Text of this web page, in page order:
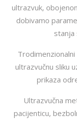
ultrazvuk,
dobivamo
stanja
ultrazvučnu sliku
prikaza
Ultrazvučna
pacijenticu,